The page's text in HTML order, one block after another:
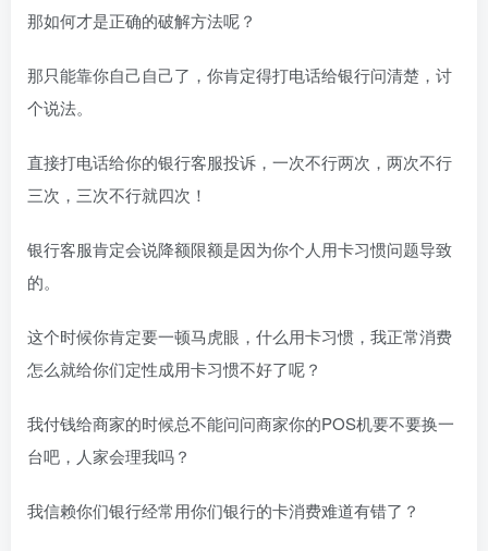
那如何才是正确的破解方法呢？
那只能靠你自己自己了，你肯定得打电话给银行问清楚，讨
个说法。
直接打电话给你的银行客服投诉，一次不行两次，两次不行
三次，三次不行就四次！
银行客服肯定会说降额限额是因为你个人用卡习惯问题导致
的。
这个时候你肯定要一顿马虎眼，什么用卡习惯，我正常消费
怎么就给你们定性成用卡习惯不好了呢？
我付钱给商家的时候总不能问问商家你的POS机要不要换一
台吧，人家会理我吗？
我信赖你们银行经常用你们银行的卡消费难道有错了？